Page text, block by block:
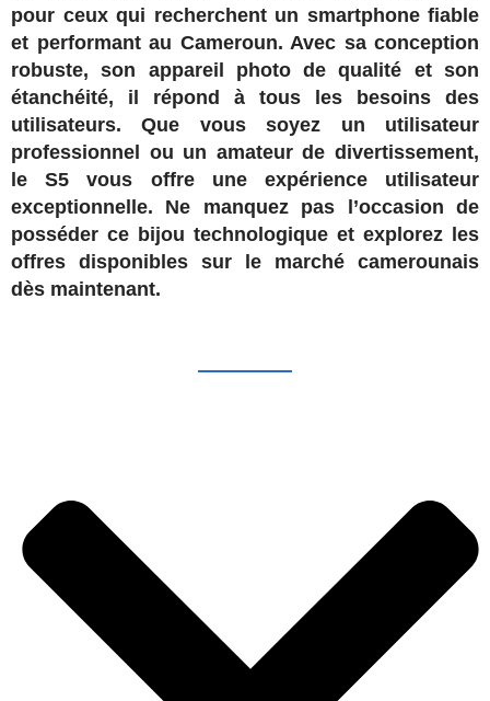
pour ceux qui recherchent un smartphone fiable
et performant au Cameroun. Avec sa conception
robuste, son appareil photo de qualité et son
étanchéité, il répond à tous les besoins des
utilisateurs. Que vous soyez un utilisateur
professionnel ou un amateur de divertissement,
le S5 vous offre une expérience utilisateur
exceptionnelle. Ne manquez pas l’occasion de
posséder ce bijou technologique et explorez les
offres disponibles sur le marché camerounais
dès maintenant.